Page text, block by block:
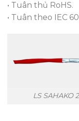
• Tuân thủ RoHS.
• Tuân theo IEC
LS SAHAKO